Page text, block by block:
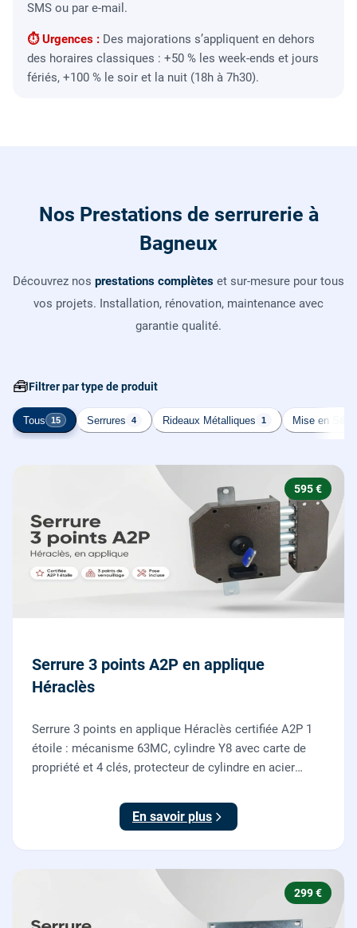
SMS ou par e-mail.
⏱ Urgences : Des majorations s’appliquent en dehors
des horaires classiques : +50 % les week-ends et jours
fériés, +100 % le soir et la nuit (18h à 7h30).
Nos Prestations de serrurerie à
Bagneux
Découvrez nos prestations complètes et sur-mesure pour tous
vos projets. Installation, rénovation, maintenance avec
garantie qualité.
🧰Filtrer par type de produit
Tous 15 Serrures 4 Rideaux Métalliques 1 Mise en
595 €
Serrure 3 points A2P en applique
Héraclès
Serrure 3 points en applique Héraclès certifiée A2P 1
étoile : mécanisme 63MC, cylindre Y8 avec carte de
propriété et 4 clés, protecteur de cylindre en acier
renforcer une porte d'entrée existante.
En savoir plus
299 €